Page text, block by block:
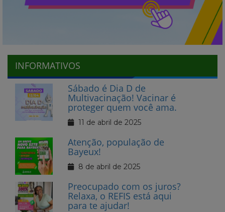
INFORMATIVOS
Sábado é Dia D de
Multivacinação! Vacinar é
proteger quem você ama.
11 de abril de 2025
Atenção, população de
Bayeux!
8 de abril de 2025
Preocupado com os juros?
Relaxa, o REFIS está aqui
para te ajudar!